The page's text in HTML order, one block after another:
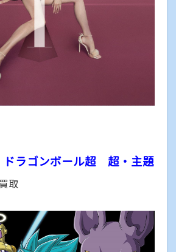
ドラゴンボール超 超・主題
買取